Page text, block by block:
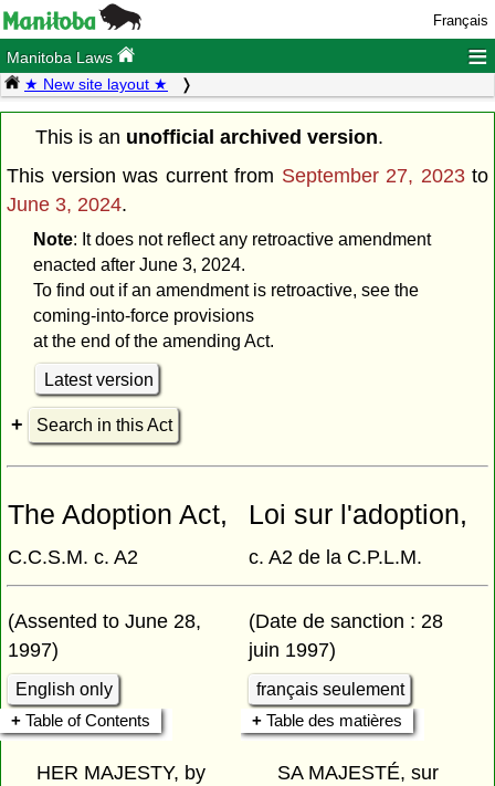
Français
Manitoba Laws ≡
★ New site layout ★
This is an unofficial archived version.
This version was current from September 27, 2023to
June 3, 2024.
Note: It does not reflect any retroactive amendment
enacted after June 3, 2024.
To find out if an amendment is retroactive, see the
coming-into-force provisions
at the end of the amending Act.
Latest version
Search in this Act
The Adoption Act,
C.C.S.M. c. A2
Loi sur l'adoption,
c. A2 de la C.P.L.M.
(Assented to June 28,
1997)
(Date de sanction : 28
juin 1997)
English only
français seulement
Table of Contents
Table des matières
HER MAJESTY, by
SA MAJESTÉ, sur